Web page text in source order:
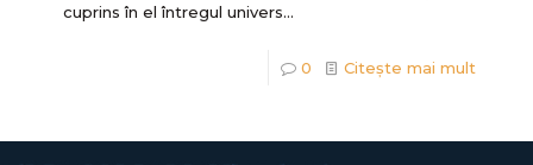
cuprins în el întregul univers...
0 Citește mai mult